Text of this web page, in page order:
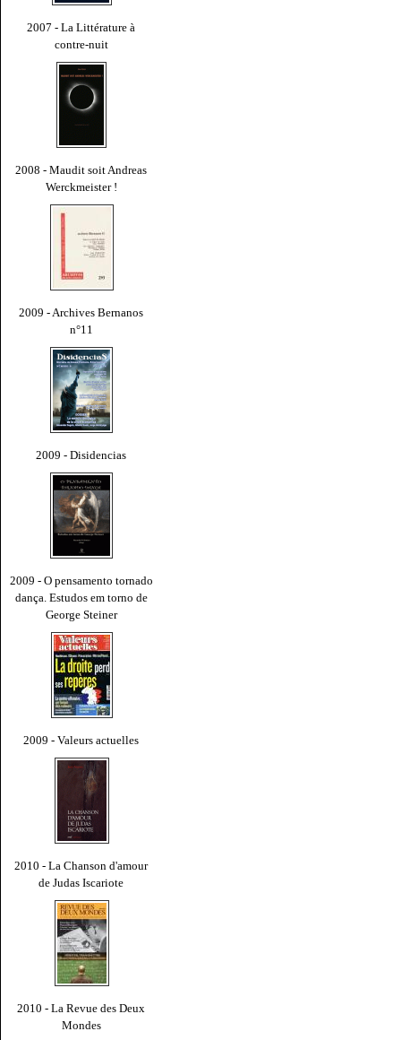
2007 - La Littérature à
contre-nuit
2008 - Maudit soit Andreas
Werckmeister !
2009 - Archives Bernanos
n°11
2009 - Disidencias
2009 - O pensamento tornado
dança. Estudos em torno de
George Steiner
2009 - Valeurs actuelles
2010 - La Chanson d'amour
de Judas Iscariote
2010 - La Revue des Deux
Mondes